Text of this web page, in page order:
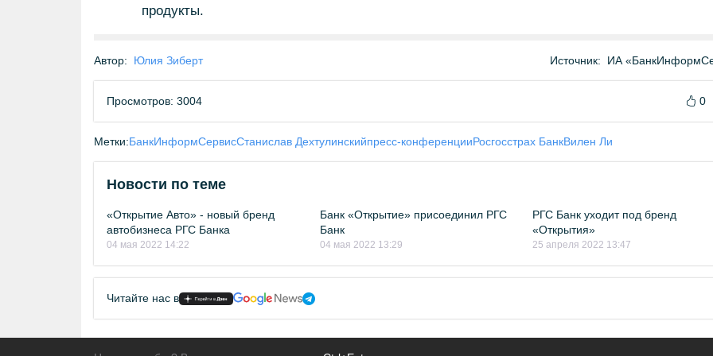
продукты.
Автор: Юлия Зиберт Источник: ИА
Просмотров: 3004 0
Метки:БанкИнформСервисСтанислав Дехтулинскийпресс-конференцииРосгосстрах БанкВилен Ли
Новости по теме
«Открытие Авто» - новый бренд
автобизнеса РГС Банка
04 мая 2022 14:22
Банк «Открытие» присоединил РГС
Банк
04 мая 2022 13:29
РГС Банк уходит под бренд
«Открытия»
25 апреля 2022 13:47
Читайте нас в